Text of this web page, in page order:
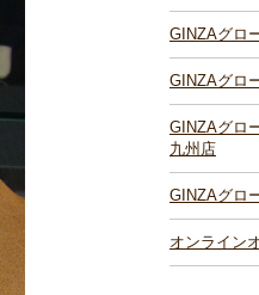
GINZAグロ
GINZAグロ
GINZAグロ
九州店
GINZAグロ
オンライン